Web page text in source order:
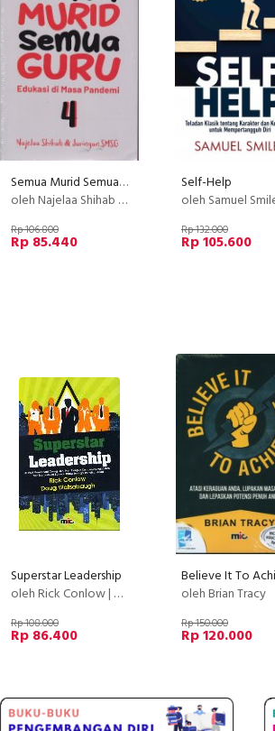
Semua Murid Semua Guru (Seri 4) Edukasi di masa pandemi
oleh Najelaa Shihab & Jarigan smsg
Rp 106.800
Rp 85.440
Self-Help
oleh Samuel
Rp 132.000
Rp 105.600
Superstar Leadership
oleh Rick Conlow | Doug Watsabaugh
Rp 108.000
Rp 86.400
oleh Brian Tracy
Rp 150.000
Rp 120.000